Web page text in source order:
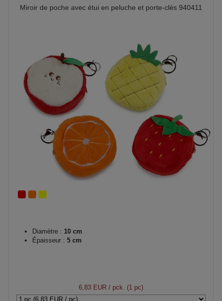
Miroir de poche avec étui en peluche et porte-clés 940411
Diamètre : 10 cm
Épaisseur : 5 cm
6,83 EUR / pck. (1 pc)